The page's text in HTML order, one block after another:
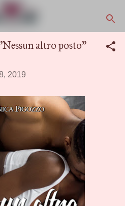
altro posto"
2019